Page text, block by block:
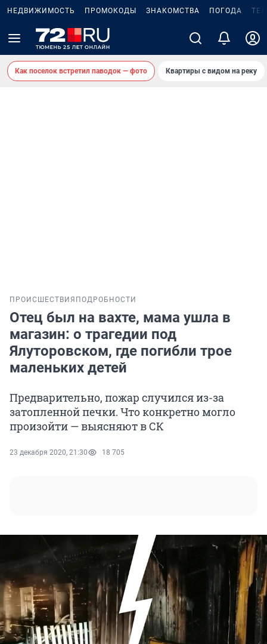
НЕДВИЖИМОСТЬ ПРОМОКОДЫ ЗНАКОМСТВА ПОГОДА
Как поселок встретил паводок — фото Квартиры с видом на реку
ПРОИСШЕСТВИЯ ПОДРОБНОСТИ
Отец был на вахте, мама ушла в
магазин: о трагедии под
Ялуторовском, где погибли трое
маленьких детей
Предварительно, пожар случился из-за
затопленной печки. Что конкретно могло
произойти — выясняют в СК
23 декабря 2020, 21:30 18 705